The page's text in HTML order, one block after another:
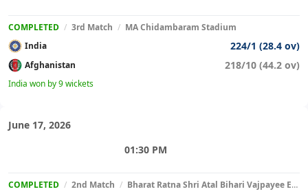
COMPLETED / 3rd Match / MA Chidambaram Stadium
India
224/1 (28.4 ov)
Afghanistan 218/10 (44.2 ov)
India won by 9 wickets
June 17, 2026
01:30 PM
COMPLETED / 2nd Match / Bharat Ratna Shri Atal Bihari Vajpayee Ekana Cricket Stadium